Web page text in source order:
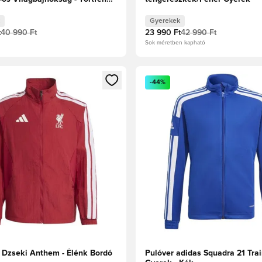
40 990 Ft
Gyerekek
23 990 Ft42 990 Ft
Sok méretben kapható
való regisztrációhoz
modált a bejelentkezéshez vagy a tagként való
Anthem - Élénk Bordó
Megnyit egy modált a
-44%
Pulóver adidas Squadra 21